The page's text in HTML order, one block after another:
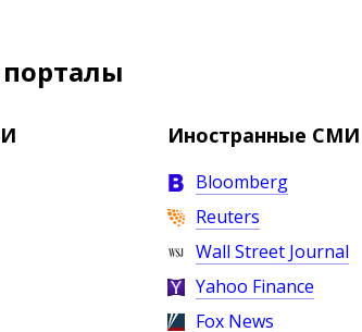
Иностранные СМИ
Bloomberg
Reuters
Wall Street Journal
Yahoo Finance
Fox News